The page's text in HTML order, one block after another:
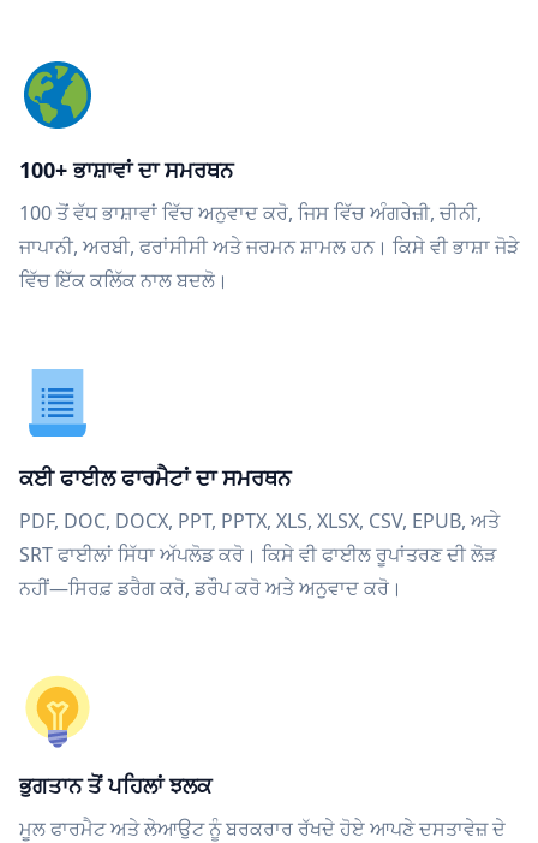
100+ ਭਾਸ਼ਾਵਾਂ ਦਾ ਸਮਰਥਨ
100 ਤੋਂ ਵੱਧ ਭਾਸ਼ਾਵਾਂ ਵਿੱਚ ਅਨੁਵਾਦ ਕਰੋ, ਜਿਸ ਵਿੱਚ ਅੰਗਰੇਜ਼ੀ, ਚੀਨੀ,
ਜਾਪਾਨੀ, ਅਰਬੀ, ਫਰਾਂਸੀਸੀ ਅਤੇ ਜਰਮਨ ਸ਼ਾਮਲ ਹਨ। ਕਿਸੇ ਵੀ ਭਾਸ਼ਾ ਜੋੜੇ
ਵਿੱਚ ਇੱਕ ਕਲਿੱਕ ਨਾਲ ਬਦਲੋ।
ਕਈ ਫਾਈਲ ਫਾਰਮੈਟਾਂ ਦਾ ਸਮਰਥਨ
PDF, DOC, DOCX, PPT, PPTX, XLS, XLSX, CSV, EPUB, ਅਤੇ
SRT ਫਾਈਲਾਂ ਸਿੱਧਾ ਅੱਪਲੋਡ ਕਰੋ। ਕਿਸੇ ਵੀ ਫਾਈਲ ਰੂਪਾਂਤਰਣ ਦੀ ਲੋੜ
ਨਹੀਂ—ਸਿਰਫ਼ ਡਰੈਗ ਕਰੋ, ਡਰੌਪ ਕਰੋ ਅਤੇ ਅਨੁਵਾਦ ਕਰੋ।
ਭੁਗਤਾਨ ਤੋਂ ਪਹਿਲਾਂ ਝਲਕ
ਮੂਲ ਫਾਰਮੈਟ ਅਤੇ ਲੇਆਉਟ ਨੂੰ ਬਰਕਰਾਰ ਰੱਖਦੇ ਹੋਏ ਆਪਣੇ ਦਸਤਾਵੇਜ਼ ਦੇ